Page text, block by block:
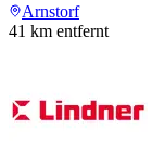
Arnstorf
41 km entfernt